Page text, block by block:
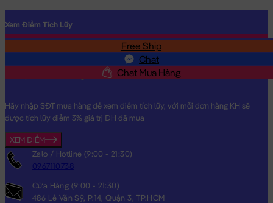
Free Ship
Chat
Chat Mua Hàng
Xem Điểm Tích Lũy
Hãy nhập SĐT mua hàng để xem điểm tích lũy, với mỗi đơn hàng KH sẽ
được tích lũy điểm 3% giá trị ĐH đã mua
XEM ĐIỂM
Zalo / Hotline (9:00 - 21:30)
0967110738
Cửa Hàng (9:00 - 21:30)
486 Lê Văn Sỹ, P.14, Quận 3, TP.HCM